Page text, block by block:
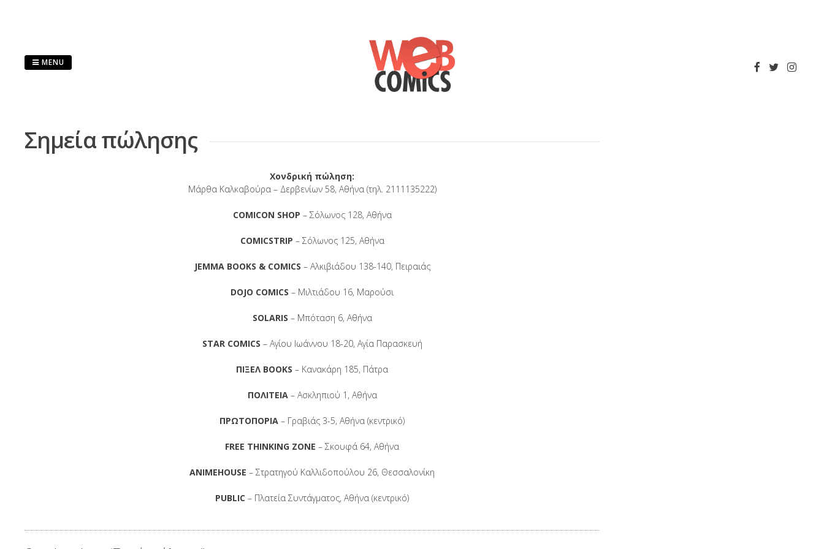
MENU
Σημεία πώλησης
Χονδρική πώληση:
Μάρθα Καλκαβούρα – Δερβενίων 58, Αθήνα (τηλ. 2111135222)
COMICON SHOP – Σόλωνος 128, Αθήνα
COMICSTRIP – Σόλωνος 125, Αθήνα
JEMMA BOOKS & COMICS – Αλκιβιάδου 138-140, Πειραιάς
DOJO COMICS – Μιλτιάδου 16, Μαρούσι
SOLARIS – Μπόταση 6, Αθήνα
STAR COMICS – Αγίου Ιωάννου 18-20, Αγία Παρασκευή
ΠΙΞΕΛ BOOKS – Κανακάρη 185, Πάτρα
ΠΟΛΙΤΕΙΑ– Ασκληπιού 1, Αθήνα
ΠΡΩΤΟΠΟΡΙΑ – Γραβιάς 3-5, Αθήνα (κεντρικό)
FREE THINKING ZONE – Σκουφά 64, Αθήνα
ANIMEHOUSE – Στρατηγού Καλλιδοπούλου 26, Θεσσαλονίκη
PUBLIC – Πλατεία Συντάγματος, Αθήνα (κεντρικό)